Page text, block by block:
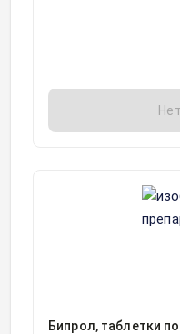
Бипрол, таблетки